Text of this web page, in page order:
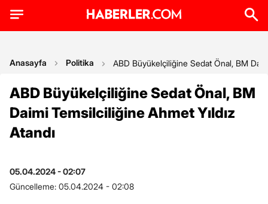
Anasayfa Politika ABD Büyükelçiliğine Sedat Önal, BM
ABD Büyükelçiliğine Sedat Önal, BM
Daimi Temsilciliğine Ahmet Yıldız
Atandı
05.04.2024 - 02:07
Güncelleme: 05.04.2024 - 02:08